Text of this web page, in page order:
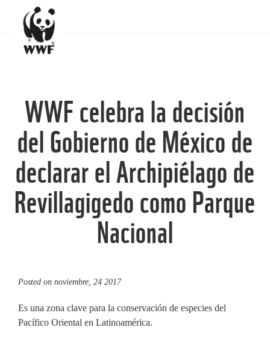
WWF celebra la decisión
del Gobierno de México de
declarar el Archipiélago de
Revillagigedo como Parque
Nacional
Posted on noviembre, 24 2017
Es una zona clave para la conservación de especies del
Pacífico Oriental en Latinoamérica.